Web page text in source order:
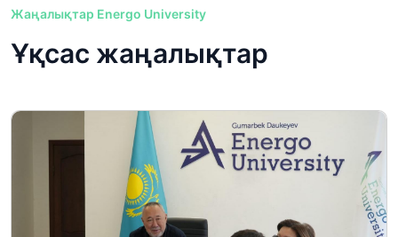
Жаңалықтар Energo University
Ұқсас жаңалықтар